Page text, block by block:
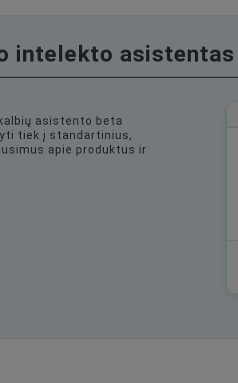
intelekto asistentas
asistento beta
tiek į standartinius,
apie produktus ir